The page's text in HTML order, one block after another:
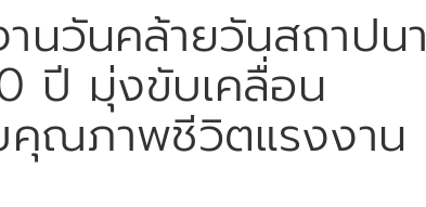
วันคล้ายวันสถาปนา
ปี มุ่งขับเคลื่อน
คุณภาพชีวิตแรงงาน